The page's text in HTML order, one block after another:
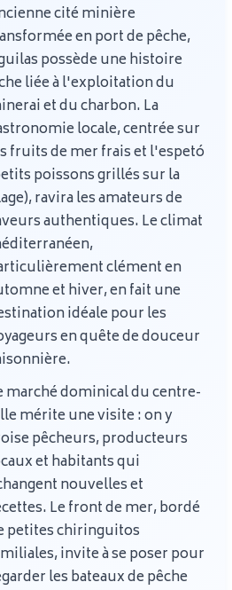
cité minière
en port de pêche,
possède une histoire
liée à l'exploitation du
et du charbon. La
locale, centrée sur
fruits de mer frais et l'espetó
poissons grillés sur la
ravira les amateurs de
authentiques. Le climat
clément en
et hiver, en fait une
idéale pour les
en quête de douceur
marché dominical du centre-
mérite une visite : on y
pêcheurs, producteurs
et habitants qui
nouvelles et
Le front de mer, bordé
petites chiringuitos
invite à se poser pour
les bateaux de pêche